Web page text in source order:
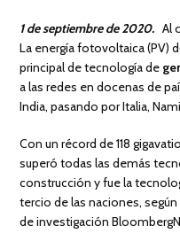
1 de septiembre de 2020. Al
La energía fotovoltaica (PV)
principal de tecnología de
a las redes en docenas de
India, pasando por Italia,
Con un récord de 118
superó todas las demás
construcción y fue la
tercio de las naciones,
de investigación